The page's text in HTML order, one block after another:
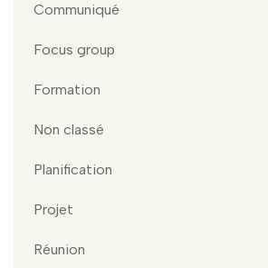
Communiqué
Focus group
Formation
Non classé
Planification
Projet
Réunion